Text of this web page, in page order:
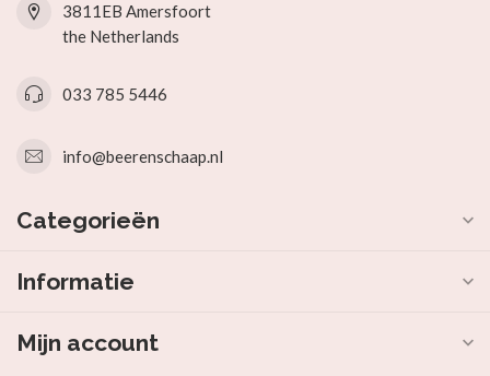
3811EB Amersfoort
the Netherlands
033 785 5446
info@beerenschaap.nl
Categorieën
Informatie
Mijn account